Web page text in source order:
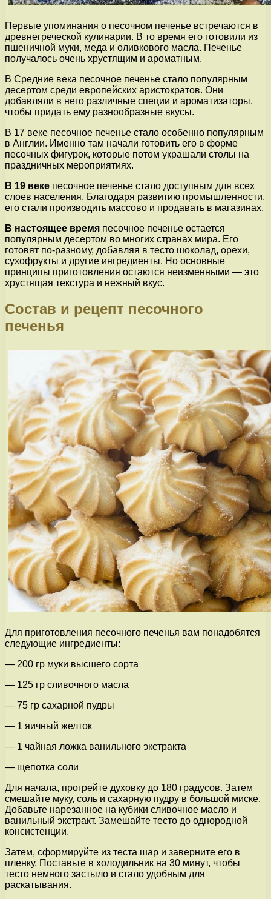
Первые упоминания о песочном печенье встречаются в
древнегреческой кулинарии. В то время его готовили из
пшеничной муки, меда и оливкового масла. Печенье
получалось очень хрустящим и ароматным.
В Средние века песочное печенье стало популярным
десертом среди европейских аристократов. Они
добавляли в него различные специи и ароматизаторы,
чтобы придать ему разнообразные вкусы.
В 17 веке песочное печенье стало особенно популярным
в Англии. Именно там начали готовить его в форме
песочных фигурок, которые потом украшали столы на
праздничных мероприятиях.
В 19 веке песочное печенье стало доступным для всех
слоев населения. Благодаря развитию промышленности,
его стали производить массово и продавать в магазинах.
В настоящее время песочное печенье остается
популярным десертом во многих странах мира. Его
готовят по-разному, добавляя в тесто шоколад, орехи,
сухофрукты и другие ингредиенты. Но основные
принципы приготовления остаются неизменными — это
хрустящая текстура и нежный вкус.
Состав и рецепт песочного
печенья
Для приготовления песочного печенья вам понадобятся
следующие ингредиенты:
— 200 гр муки высшего сорта
— 125 гр сливочного масла
— 75 гр сахарной пудры
— 1 яичный желток
— 1 чайная ложка ванильного экстракта
— щепотка соли
Для начала, прогрейте духовку до 180 градусов. Затем
смешайте муку, соль и сахарную пудру в большой миске.
Добавьте нарезанное на кубики сливочное масло и
ванильный экстракт. Замешайте тесто до однородной
консистенции.
Затем, сформируйте из теста шар и заверните его в
пленку. Поставьте в холодильник на 30 минут, чтобы
тесто немного застыло и стало удобным для
раскатывания.